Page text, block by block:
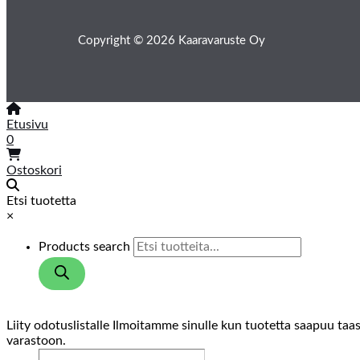
Copyright © 2026 Kaaravaruste Oy
Etusivu
0
Ostoskori
Etsi tuotetta
×
Products search
Liity odotuslistalle
Ilmoitamme sinulle kun tuotetta saapuu taas
varastoon.